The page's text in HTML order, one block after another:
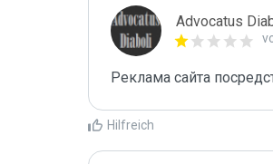
Advocatus
Реклама сайта
Hilfreich